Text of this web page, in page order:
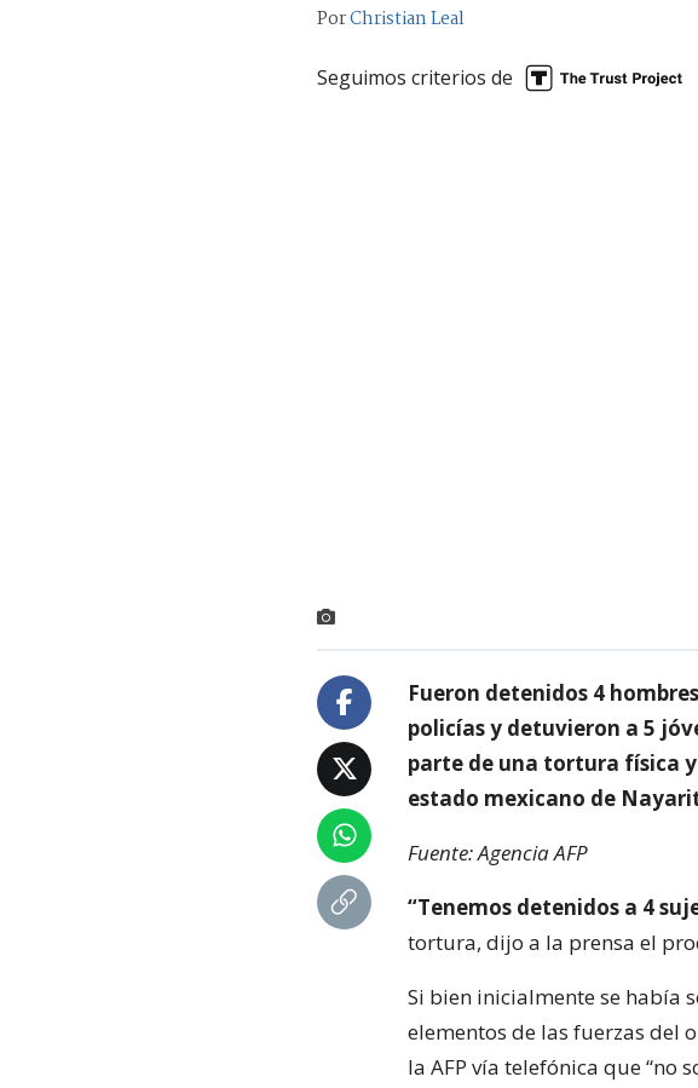
PorChristian Leal
Seguimos criterios de
Fueron detenidos 4
policías y detuvieron a 5
parte de una tortura física
estado mexicano de
Fuente: Agencia AFP
“Tenemos detenidos a 4
tortura, dijo a la prensa el
Si bien inicialmente se había
elementos de las fuerzas del
la AFP vía telefónica que “no